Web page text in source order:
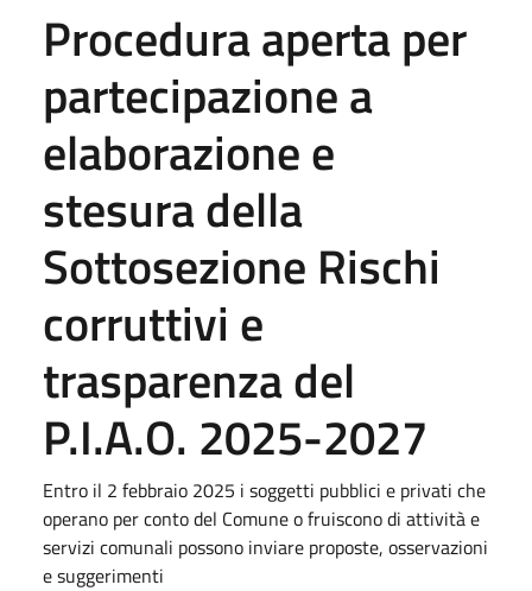
Procedura aperta per
partecipazione a
elaborazione e
stesura della
Sottosezione Rischi
corruttivi e
trasparenza del
P.I.A.O. 2025-2027
Entro il 2 febbraio 2025 i soggetti pubblici e privati che
operano per conto del Comune o fruiscono di attività e
servizi comunali possono inviare proposte, osservazioni
e suggerimenti